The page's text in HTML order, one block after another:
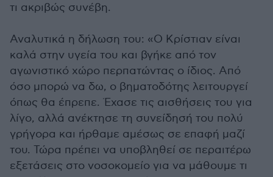
τι ακριβώς συνέβη.
Αναλυτικά η δήλωση του: «Ο Κρίστιαν είναι
καλά στην υγεία του και βγήκε από τον
αγωνιστικό χώρο περπατώντας ο ίδιος. Από
όσο μπορώ να δω, ο βηματοδότης λειτουργεί
όπως θα έπρεπε. Έχασε τις αισθήσεις του για
λίγο, αλλά ανέκτησε τη συνείδησή του πολύ
γρήγορα και ήρθαμε αμέσως σε επαφή μαζί
του. Τώρα πρέπει να υποβληθεί σε περαιτέρω
εξετάσεις στο νοσοκομείο για να μάθουμε τι